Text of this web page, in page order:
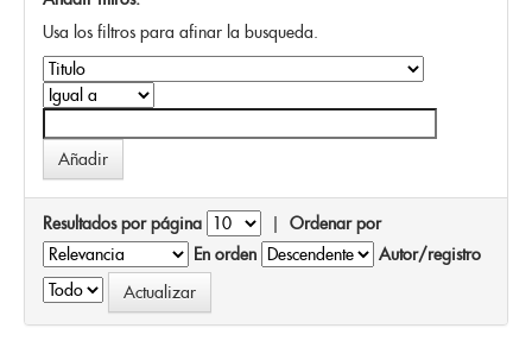
Usa los filtros para afinar la busqueda.
Resultados por página | Ordenar por
En orden
Autor/registro